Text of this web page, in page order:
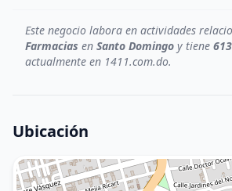
Este negocio labora en actividades
Farmacias en Santo Domingo y tiene 613
actualmente en 1411.com.do.
Ubicación